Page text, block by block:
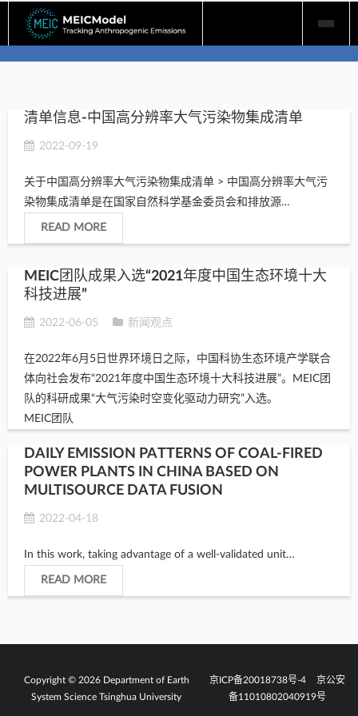
content
清单信息-中国高分辨率大气污染物集成清单
2022-09-19
关于中国高分辨率大气污染物集成清单 > 中国高分辨率大气污
染物集成清单是在国家自然科学基金委员会和排放源…
READ MORE
MEIC团队成果入选“2021年度中国生态环境十大
科技进展”
2022-06-05 新闻观点
在2022年6月5日世界环境日之际，中国科协生态环境产学联合
体向社会发布“2021年度中国生态环境十大科技进展”。MEIC团
队的科研成果“大气污染时空变化驱动力研究”入选。
MEIC团队
DAILY EMISSION PATTERNS OF COAL-FIRED
POWER PLANTS IN CHINA BASED ON
MULTISOURCE DATA FUSION
2022-04-18
In this work, taking advantage of a well-validated unit…
READ MORE
Copyright © 2026 Department of Earth
System Science Tsinghua University
京ICP备20018738号-4
京公安
备11010802040919号